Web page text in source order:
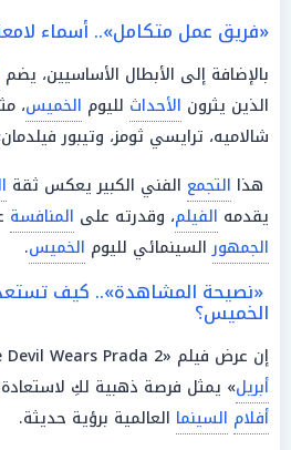
«فريق عمل متكامل».. أسماء
بالإضافة إلى الأبطال الأساسيين، يضم
الذين يثرون الأحداث لليوم الخميس،
شالاميه، ترايسي ثومز، وتيبور
هذا التجمع الفني الكبير يعكس ثقة
يقدمه الفيلم، وقدرته على المنافسة
الجمهورالسينمائي لليوم الخميس.
«نصيحة المشاهدة».. كيف
الخميس؟
إن عرض فيلم «The Devil Wears Prada 2» غداً الخميس «30
أبريل» يمثل فرصة ذهبية لكِ
أفلام السينما العالمية برؤية حديثة.